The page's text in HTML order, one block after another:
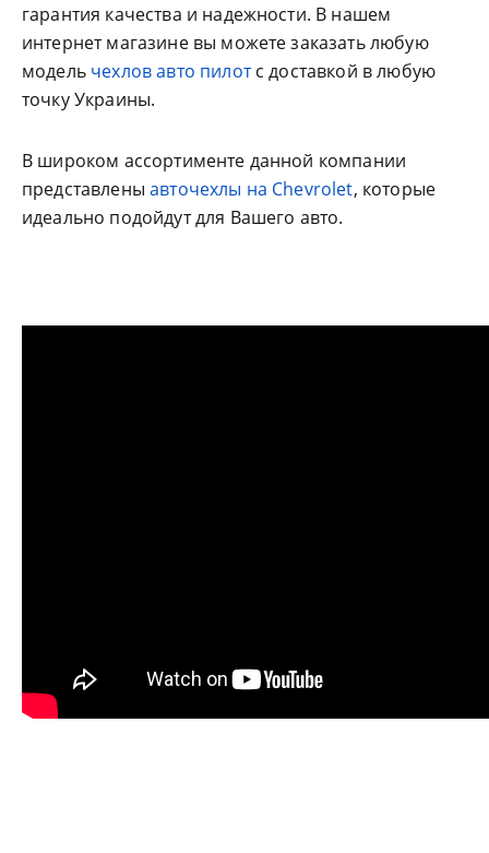
гарантия качества и надежности. В нашем
интернет магазине вы можете заказать любую
модель чехлов авто пилотс доставкой в любую
точку Украины.
В широком ассортименте данной компании
представленыавточехлы на Chevrolet, которые
идеально подойдут для Вашего авто.